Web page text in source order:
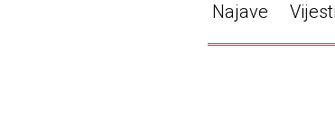
Najave Vijesti